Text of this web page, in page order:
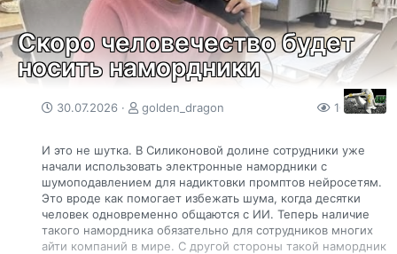
основана в 2025 году технологической компанией VK,
разрабатывается её...
Скоро человечество будет
носить намордники
30.07.2026 golden_dragon 101 0
И это не шутка. В Силиконовой долине сотрудники уже
начали использовать электронные намордники с
шумоподавлением для надиктовки промптов нейросетям.
Это вроде как помогает избежать шума, когда десятки
человек одновременно общаются с ИИ. Теперь наличие
такого намордника обязательно для сотрудников многих
айти компаний в мире. С другой стороны такой намордник